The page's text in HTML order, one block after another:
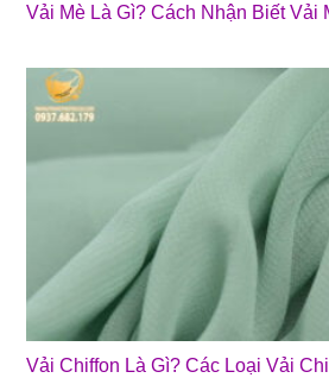
Vải Mè Là Gì? Cách Nhận Biết Vải
Vải Chiffon Là Gì? Các Loại Vải